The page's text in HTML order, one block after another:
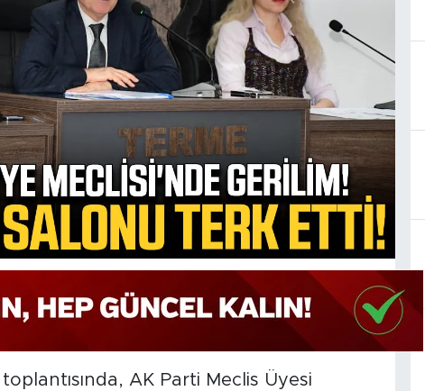
AK Parti Meclis Üyesi